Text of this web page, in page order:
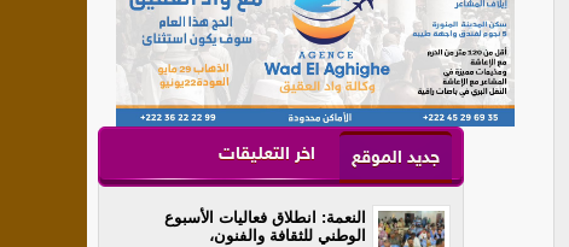
جديد الموقع اخر التعليقات
النعمة: انطلاق فعاليات الأسبوع
الوطني للثقافة والفنون،